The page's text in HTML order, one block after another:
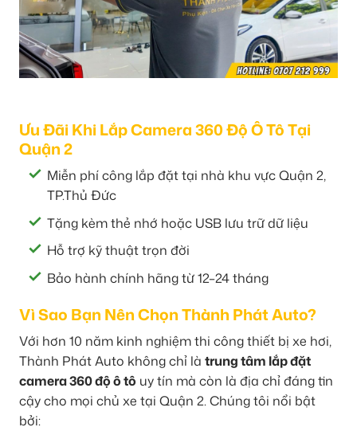
Ưu Đãi Khi Lắp Camera 360 Độ Ô Tô Tại
Quận 2
Miễn phí công lắp đặt tại nhà khu vực Quận 2,
TP.Thủ Đức
Tặng kèm thẻ nhớ hoặc USB lưu trữ dữ liệu
Hỗ trợ kỹ thuật trọn đời
Bảo hành chính hãng từ 12–24 tháng
Vì Sao Bạn Nên Chọn Thành Phát Auto?
Với hơn 10 năm kinh nghiệm thi công thiết bị xe hơi,
Thành Phát Auto không chỉ là trung tâm lắp đặt
camera 360 độ ô tô uy tín mà còn là địa chỉ đáng tin
cậy cho mọi chủ xe tại Quận 2. Chúng tôi nổi bật
bởi: